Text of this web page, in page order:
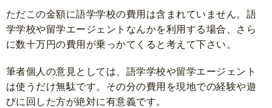
ただこの金額に語学学校の費用は含まれていません。語
学学校や留学エージェントなんかを利用する場合、さら
に数十万円の費用が乗っかてくると考えて下さい。
筆者個人の意見としては、語学学校や留学エージェント
は使うだけ無駄です。その分の費用を現地での経験や遊
びに回した方が絶対に有意義です。